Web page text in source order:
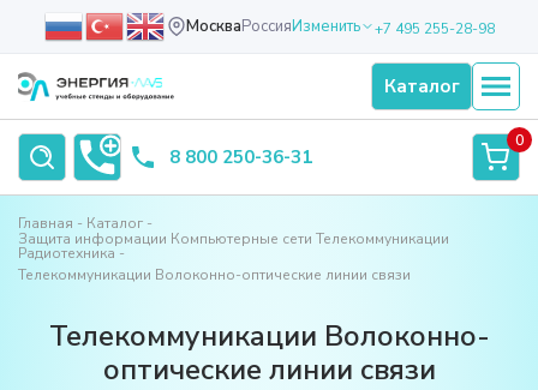
МоскваРоссияИзменить +7 495 255-28-98
Каталог
8 800 250-36-31
0
Главная
Каталог
Защита информации Компьютерные сети Телекоммуникации
Радиотехника
Телекоммуникации Волоконно-оптические линии связи
Телекоммуникации Волоконно-
оптические линии связи